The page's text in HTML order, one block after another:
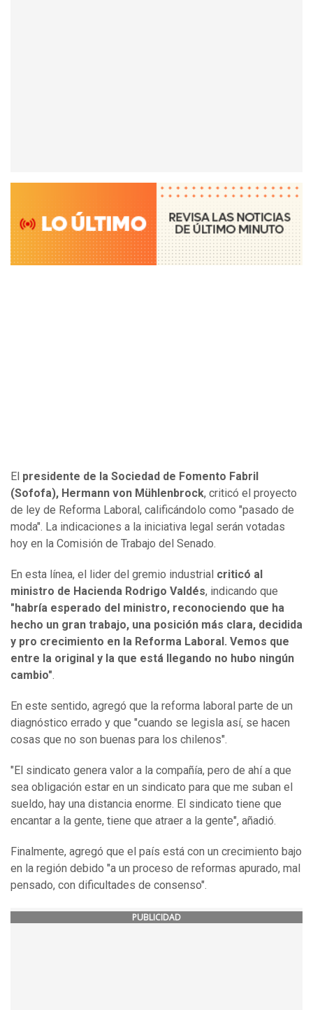
El presidente de la Sociedad de Fomento Fabril
(Sofofa), Hermann von Mühlenbrock, criticó el proyecto
de ley de Reforma Laboral, calificándolo como "pasado de
moda". La indicaciones a la iniciativa legal serán votadas
hoy en la Comisión de Trabajo del Senado.
En esta línea, el lider del gremio industrial criticó al
ministro de Hacienda Rodrigo Valdés, indicando que
"habría esperado del ministro, reconociendo que ha
hecho un gran trabajo, una posición más clara, decidida
y pro crecimiento en la Reforma Laboral. Vemos que
entre la original y la que está llegando no hubo ningún
cambio".
En este sentido, agregó que la reforma laboral parte de un
diagnóstico errado y que "cuando se legisla así, se hacen
cosas que no son buenas para los chilenos".
"El sindicato genera valor a la compañía, pero de ahí a que
sea obligación estar en un sindicato para que me suban el
sueldo, hay una distancia enorme. El sindicato tiene que
encantar a la gente, tiene que atraer a la gente", añadió.
Finalmente, agregó que el país está con un crecimiento bajo
en la región debido "a un proceso de reformas apurado, mal
pensado, con dificultades de consenso".
PUBLICIDAD